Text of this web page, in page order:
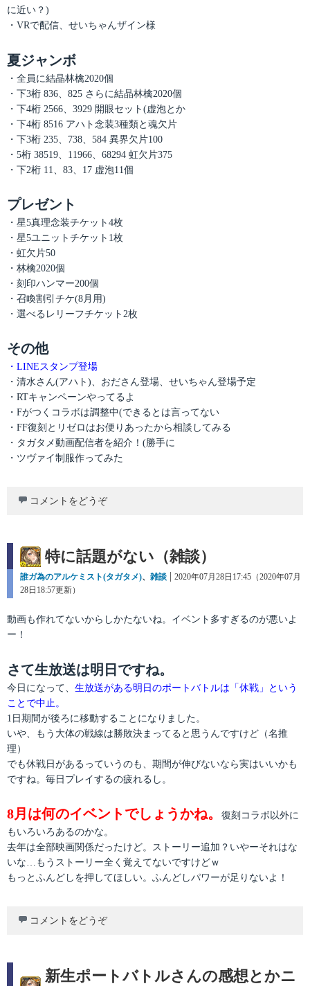
に近い？)
・VRで配信、せいちゃんザイン様
夏ジャンボ
・全員に結晶林檎2020個
・下3桁 836、825 さらに結晶林檎2020個
・下4桁 2566、3929 開眼セット(虚泡とか
・下4桁 8516 アハト念装3種類と魂欠片
・下3桁 235、738、584 異界欠片100
・5桁 38519、11966、68294 虹欠片375
・下2桁 11、83、17 虚泡11個
プレゼント
・星5真理念装チケット4枚
・星5ユニットチケット1枚
・虹欠片50
・林檎2020個
・刻印ハンマー200個
・召喚割引チケ(8月用)
・選べるレリーフチケット2枚
その他
・LINEスタンプ登場
・清水さん(アハト)、おださん登場、せいちゃん登場予定
・RTキャンペーンやってるよ
・Fがつくコラボは調整中(できるとは言ってない
・FF復刻とリゼロはお便りあったから相談してみる
・タガタメ動画配信者を紹介！(勝手に
・ツヴァイ制服作ってみた
コメントをどうぞ
特に話題がない（雑談）
カ
テ
リ
ー
誰ガ為のアルケミスト(タガタメ)、 雑談
投
2020年07月28日17:45（2020年07月
28日18:57更新）
動画も作れてないからしかたないね。イベント多すぎるのが悪いよ
ー！
さて生放送は明日ですね。
今日になって、 生放送がある明日のポートバトルは「休戦」という
ことで中止。
1日期間が後ろに移動することになりました。
いや、もう大体の戦線は勝敗決まってると思うんですけど（名推
理）
でも休戦日があるっていうのも、期間が伸びないなら実はいいかも
ですね。毎日プレイするの疲れるし。
8月は何のイベントでしょうかね。
復刻コラボ以外に
もいろいろあるのかな。
去年は全部映画関係だったけど。ストーリー追加？いやーそれはな
いな…もうストーリー全く覚えてないですけどｗ
もっとふんどしを押してほしい。ふんどしパワーが足りないよ！
コメントをどうぞ
新生ポートバトルさんの感想とかニ